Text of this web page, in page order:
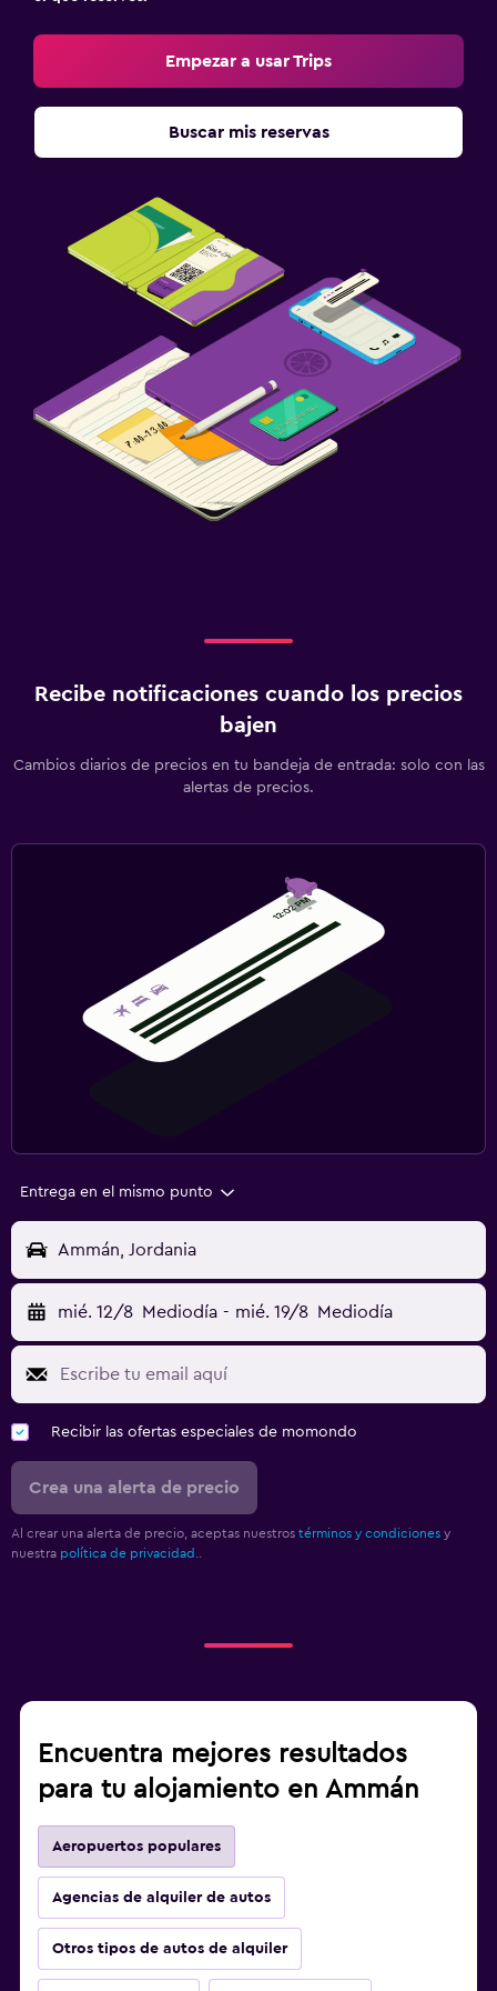
Empezar a usar Trips
Buscar mis reservas
Recibe notificaciones cuando los precios
bajen
Cambios diarios de precios en tu bandeja de entrada: solo con las
alertas de precios.
Entrega en el mismo punto
Ammán, Jordania
mié. 12/8 Mediodía - mié. 19/8 Mediodía
Recibir las ofertas especiales de momondo
Crea una alerta de precio
Al crear una alerta de precio, aceptas nuestros términos y condiciones y
nuestra política de privacidad.
Encuentra mejores resultados
para tu alojamiento en Ammán
Aeropuertos populares
Agencias de alquiler de autos
Otros tipos de autos de alquiler